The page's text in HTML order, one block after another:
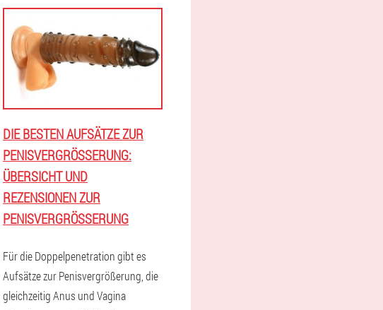
DIE BESTEN AUFSÄTZE ZUR
PENISVERGRÖSSERUNG: Ü
BERSICHT UND R
EZENSIONEN ZUR P
ENISVERGRÖSSERUNG
Für die Doppelpenetration gibt es
Aufsätze zur Penisvergrößerung, die
gleichzeitig Anus und Vagina